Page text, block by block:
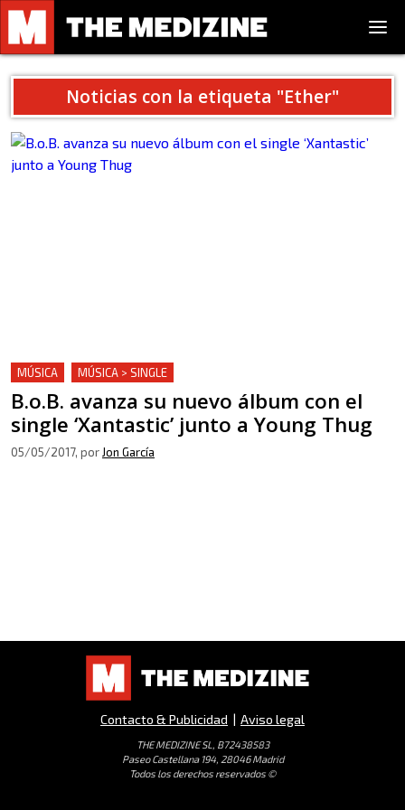
Noticias con la etiqueta "Ether"
MÚSICA MÚSICA > SINGLE
B.o.B. avanza su nuevo álbum con el
single ‘Xantastic’ junto a Young Thug
05/05/2017, por Jon García
Contacto & Publicidad | Aviso legal
THE MEDIZINE SL, B72438583
Paseo Castellana 194, 28046 Madrid
Todos los derechos reservados ©